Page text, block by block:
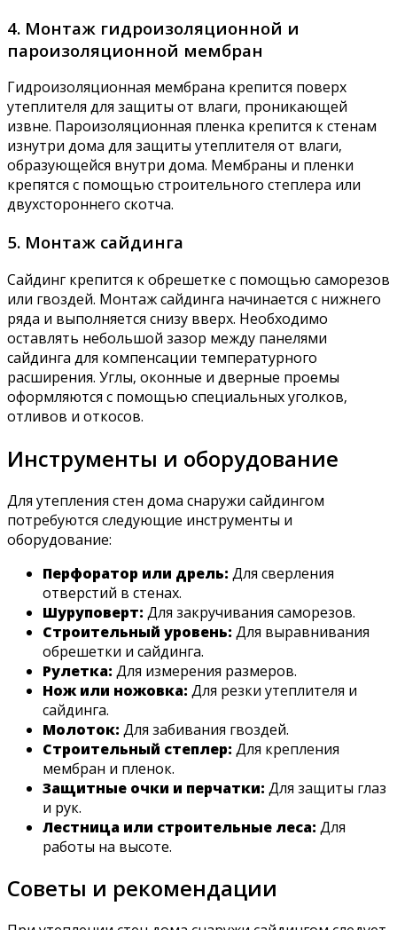
4. Монтаж гидроизоляционной и
пароизоляционной мембран
Гидроизоляционная мембрана крепится поверх
утеплителя для защиты от влаги‚ проникающей
извне. Пароизоляционная пленка крепится к стенам
изнутри дома для защиты утеплителя от влаги‚
образующейся внутри дома. Мембраны и пленки
крепятся с помощью строительного степлера или
двухстороннего скотча.
5. Монтаж сайдинга
Сайдинг крепится к обрешетке с помощью саморезов
или гвоздей. Монтаж сайдинга начинается с нижнего
ряда и выполняется снизу вверх. Необходимо
оставлять небольшой зазор между панелями
сайдинга для компенсации температурного
расширения. Углы‚ оконные и дверные проемы
оформляются с помощью специальных уголков‚
отливов и откосов.
Инструменты и оборудование
Для утепления стен дома снаружи сайдингом
потребуются следующие инструменты и
оборудование:
Перфоратор или дрель: Для сверления
отверстий в стенах.
Шуруповерт: Для закручивания саморезов.
Строительный уровень: Для выравнивания
обрешетки и сайдинга.
Рулетка: Для измерения размеров.
Нож или ножовка: Для резки утеплителя и
сайдинга.
Молоток: Для забивания гвоздей.
Строительный степлер: Для крепления
мембран и пленок.
Защитные очки и перчатки: Для защиты глаз
и рук.
Лестница или строительные леса: Для
работы на высоте.
Советы и рекомендации